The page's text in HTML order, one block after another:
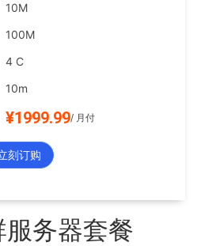
10M
100M
4 C
10m
¥1999.99/ 月付
刻订购
务器套餐